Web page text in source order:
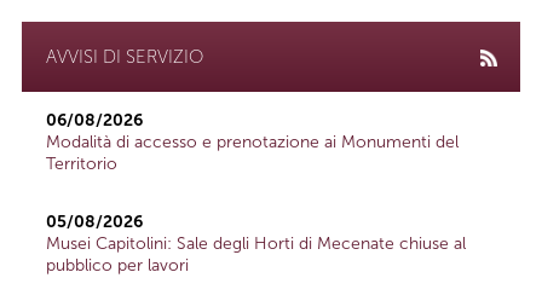
AVVISI DI SERVIZIO
06/08/2026
Modalità di accesso e prenotazione ai Monumenti del
Territorio
05/08/2026
Musei Capitolini: Sale degli Horti di Mecenate chiuse al
pubblico per lavori